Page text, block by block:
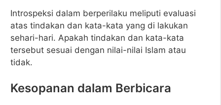
Introspeksi dalam berperilaku meliputi evaluasi
atas tindakan dan kata-kata yang di lakukan
sehari-hari. Apakah tindakan dan kata-kata
tersebut sesuai dengan nilai-nilai Islam atau
tidak.
Kesopanan dalam Berbicara